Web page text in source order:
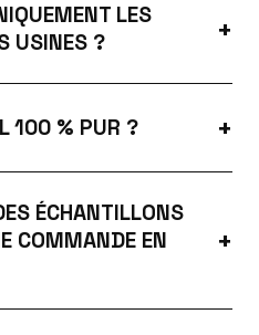
LES
USINES ?
100 % PUR ?
ÉCHANTILLONS
COMMANDE EN